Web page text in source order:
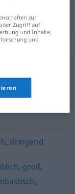
, dringend
, groß,
,
zur
Zugriff auf
und Inhalte,
und